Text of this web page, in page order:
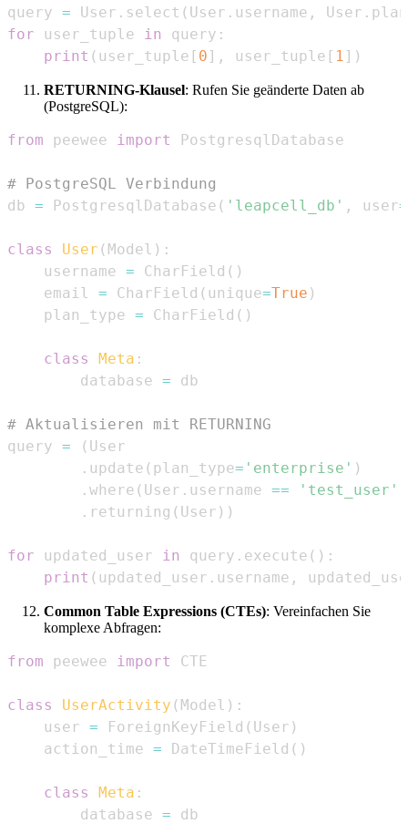
query = User . select ( User . username , User .
for user_tuple in query :
print ( user_tuple [ 0 ] , user_tuple [ 1 ] )
RETURNING-Klausel: Rufen Sie geänderte Daten ab
(PostgreSQL):
from peewee import
# PostgreSQL Verbindung
db = PostgresqlDatabase ( 'leapcell_db' , user=
class User ( Model ) :
    username
= CharField ( )
    email
= CharField ( unique=True )
    plan_type
= CharField ( )
class Meta :
        database
=
# Aktualisieren mit RETURNING
query = (
. update ( plan_type= 'enterprise' )
. where ( User . username == 'test_user'
. returning ( User ) )
for updated_user in query . execute ( ) :
print ( updated_user . username ,
Common Table Expressions (CTEs): Vereinfachen Sie
komplexe Abfragen:
from peewee import
class UserActivity ( Model ) :
    user
= ForeignKeyField ( User )
    action_time
= DateTimeField ( )
class Meta :
        database
=